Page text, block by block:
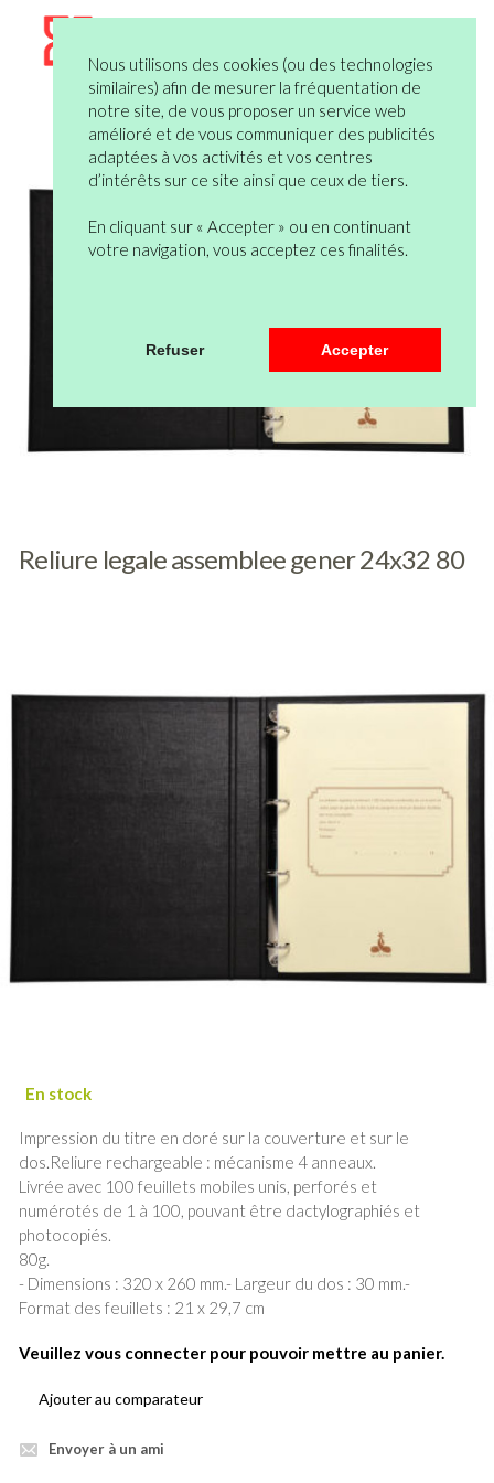
Nous utilisons des cookies (ou des technologies
similaires) afin de mesurer la fréquentation de
notre site, de vous proposer un service web
amélioré et de vous communiquer des publicités
adaptées à vos activités et vos centres
d’intérêts sur ce site ainsi que ceux de tiers.
En cliquant sur « Accepter » ou en continuant
votre navigation, vous acceptez ces finalités.
Refuser Accepter
Reliure legale assemblee gener 24x32 80
Impression du titre en doré sur la couverture et sur le
dos.Reliure rechargeable : mécanisme 4 anneaux.
Livrée avec 100 feuillets mobiles unis, perforés et
numérotés de 1 à 100, pouvant être dactylographiés et
photocopiés.
80g.
- Dimensions : 320 x 260 mm.- Largeur du dos : 30 mm.-
Format des feuillets : 21 x 29,7 cm
Veuillez vous connecter pour pouvoir mettre au panier.
Ajouter au comparateur
Envoyer à un ami